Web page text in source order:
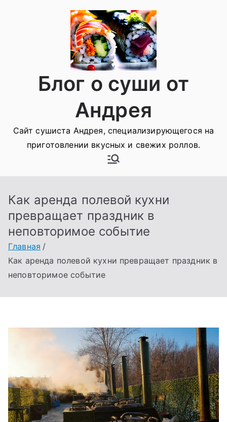
Блог о суши от
Андрея
Сайт сушиста Андрея, специализирующегося на
приготовлении вкусных и свежих роллов.
Как аренда полевой кухни
превращает праздник в
неповторимое событие
Главная
Как аренда полевой кухни превращает праздник в
неповторимое событие